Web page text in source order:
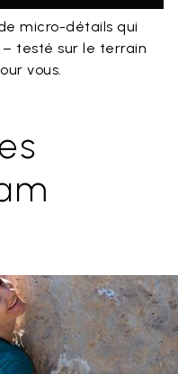
micro-détails qui
testé sur le terrain
vous.